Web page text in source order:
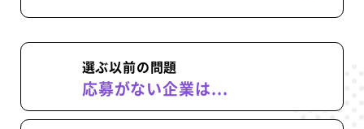
選ぶ以前の問題
応募がない企業は...